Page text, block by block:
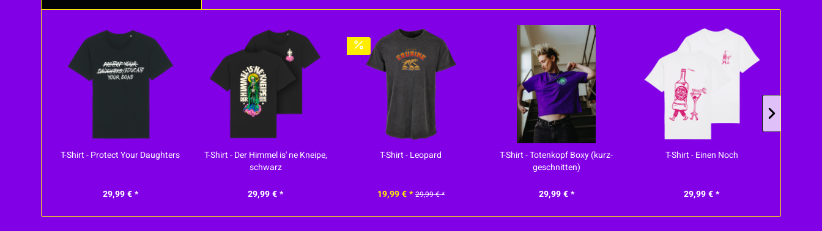
T-Shirt - Protect Your Daughters
29,99 € *
T-Shirt - Der Himmel is' ne Kneipe,
schwarz
29,99 € *
T-Shirt - Leopard
19,99 € * 29,99 € *
T-Shirt - Totenkopf Boxy (kurz-
geschnitten)
29,99 € *
T-Shirt - Einen Noch
29,99 € *